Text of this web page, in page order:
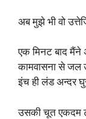
अब मुझे भी वो
एक मिनट बाद
कामवासना से जल
इंच ही लंड अन्दर
उसकी चूत एकदम